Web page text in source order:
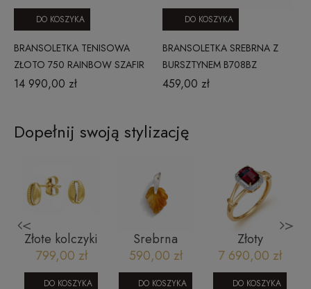
BRANSOLETKA TENISOWA
ZŁOTO 750 RAINBOW SZAFIR
4,10 CT PRESTIGE
14 990,00 zł
DO KOSZYKA
BRANSOLETKA SREBRNA Z
BURSZTYNEM B708BZ
459,00 zł
DO KOSZYKA
Dopełnij swoją stylizację
<
Złote kolczyki
muszelki
16052023119
799,00 zł
DO KOSZYKA
Srebrna
zawieszka z
bursztynem -
liść
590,00 zł
DO KOSZYKA
Złoty
pierścionek z
brylantami i
rubinem
7 690,00 zł
DO KOSZYKA
>